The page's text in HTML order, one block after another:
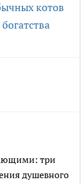
котов
три
душевного